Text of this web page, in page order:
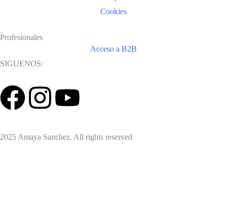
Cookies
Profesionales
Acceso a B2B
SIGUENOS:
2025 Amaya Sanchez. All rights reserved